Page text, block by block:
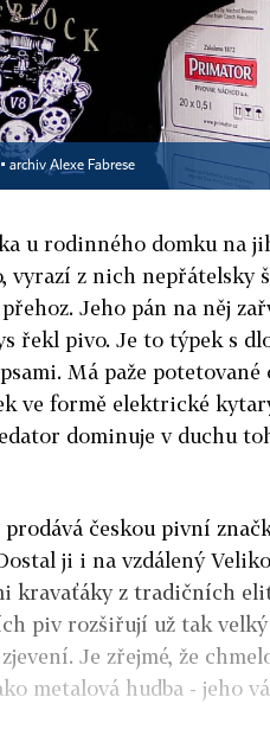
archiv Alexe Fabrese
u rodinného domku na
vyrazí z nich nepřátelsky
Jeho pán na něj
řekl pivo. Je to týpek s
Má paže potetované
ve formě elektrické
dominuje v duchu
prodává českou pivní
ji i na vzdálený
kravaťáky z tradičních
piv rozšiřují už tak velký
Je zřejmé, že
metalová hudba - jeho